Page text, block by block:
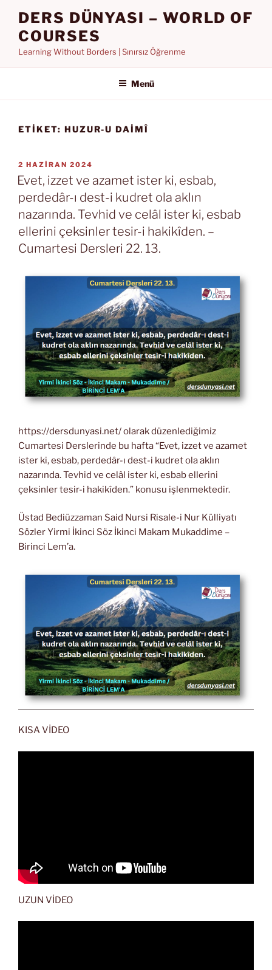
DERS DÜNYASI – WORLD OF
COURSES
Learning Without Borders | Sınırsız Öğrenme
Menü
ETIKET: HUZUR-U DAIMÎ
YAYIM
TARIHI
2 HAZIRAN 2024
Evet, izzet ve azamet ister ki, esbab,
perdedâr-ı dest-i kudret ola aklın
nazarında. Tevhid ve celâl ister ki, esbab
ellerini çeksinler tesir-i hakikîden. –
Cumartesi Dersleri 22. 13.
https://dersdunyasi.net/ olarak düzenlediğimiz
Cumartesi Derslerinde bu hafta “Evet, izzet ve azamet
ister ki, esbab, perdedâr-ı dest-i kudret ola aklın
nazarında. Tevhid ve celâl ister ki, esbab ellerini
çeksinler tesir-i hakikîden.” konusu işlenmektedir.
Üstad Bediüzzaman Said Nursi Risale-i Nur Külliyatı
Sözler Yirmi İkinci Söz İkinci Makam Mukaddime –
Birinci Lem’a.
KISA VİDEO
UZUN VİDEO